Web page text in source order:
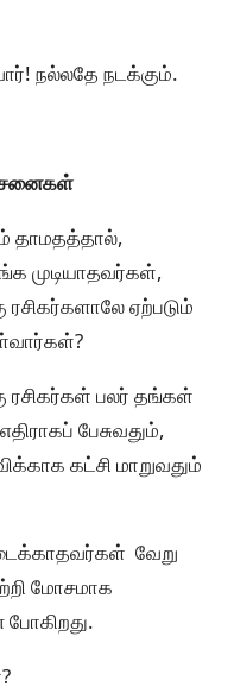
நல்லதே நடக்கும்.
தாமதத்தால்,
முடியாதவர்கள்,
ரசிகர்களாலே ஏற்படும்
ரசிகர்கள் பலர் தங்கள்
பேசுவதும்,
கட்சி மாறுவதும்
வேறு
மோசமாக
போகிறது.